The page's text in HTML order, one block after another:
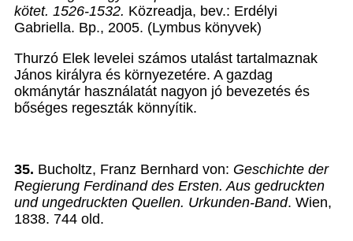
kötet. 1526-1532. Közreadja, bev.: Erdélyi
Gabriella. Bp., 2005. (Lymbus könyvek)
Thurzó Elek levelei számos utalást tartalmaznak
János királyra és környezetére. A gazdag
okmánytár használatát nagyon jó bevezetés és
bőséges regeszták könnyítik.
35. Bucholtz, Franz Bernhard von: Geschichte der
Regierung Ferdinand des Ersten. Aus gedruckten
und ungedruckten Quellen. Urkunden-Band. Wien,
1838. 744 old.